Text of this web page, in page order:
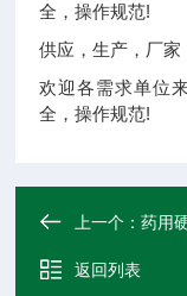
全，操作规范!
供应，生产，厂家
欢迎各需求单位
全，操作规范!
上一个：药用
返回列表